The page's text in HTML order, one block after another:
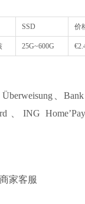
SSD 价
25G~600G
、Bank
、ING
家客服